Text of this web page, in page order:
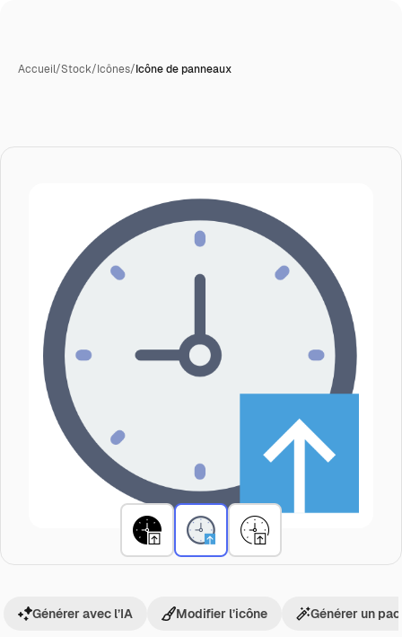
Accueil/Stock/Icônes/Icône de panneaux
Générer avec l’IA Modifier l’icône Générer un